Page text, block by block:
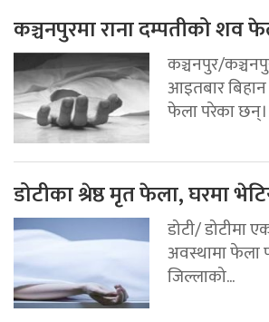
कञ्चनपुरमा राना दम्पतीको शव
कञ्चनपुर/
आइतबार बिहान
फेला परेका छन्।
डोटीका श्रेष्ठ मृत फेला, घरमा
डोटी/ डोटीमा
अवस्थामा फेला
जिल्लाको...